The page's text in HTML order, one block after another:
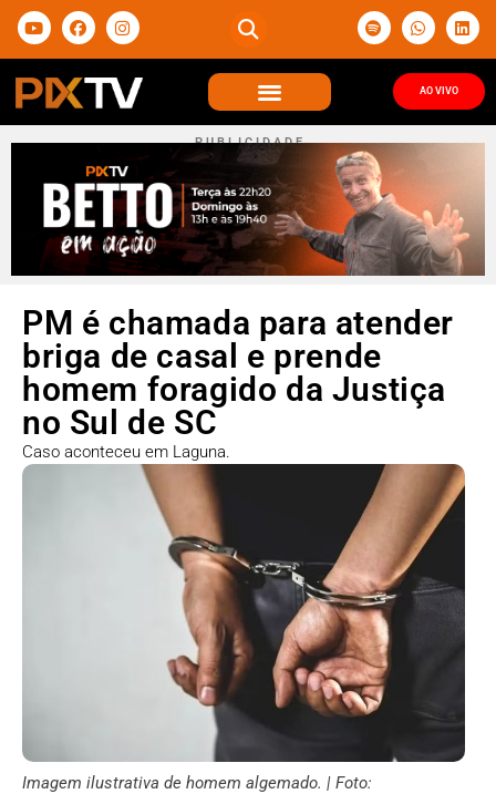
AO VIVO
P U B L I C I D A D E
PM é chamada para atender
briga de casal e prende
homem foragido da Justiça
no Sul de SC
Caso aconteceu em Laguna.
Imagem ilustrativa de homem algemado. | Foto: